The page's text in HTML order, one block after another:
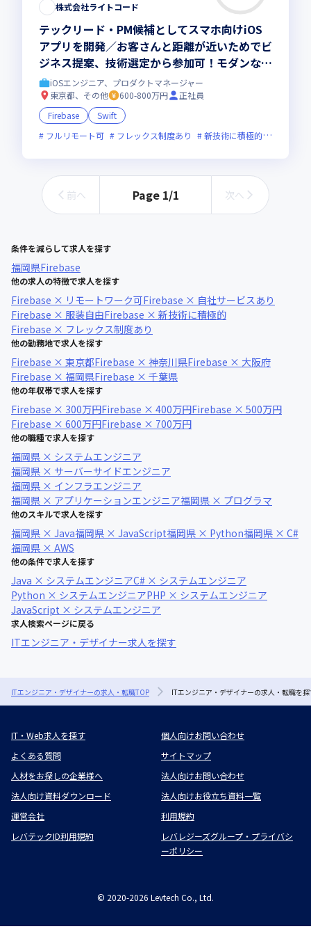
株式会社ライトコード
テックリード・PM候補としてスマホ向けiOS
アプリを開発／お客さんと距離が近いためでビ
ジネス提案、技術選定から参加可！モダンな構
成に挑戦できる環境あり／フルリモート・フル
フレックスでライフワークバランス良し
iOSエンジニア、プロダクトマネージャー
東京都、その他
600-800万円
正社員
Firebase
Swift
フルリモート可
フレックス制度あり 新技術に積極的
前へ Page 1/1 次へ
条件を減らして求人を探す
福岡県Firebase
他の求人の特徴で求人を探す
Firebase × リモートワーク可Firebase × 自社サービスあり
Firebase × 服装自由Firebase × 新技術に積極的
Firebase × フレックス制度あり
他の勤務地で求人を探す
Firebase × 東京都Firebase × 神奈川県Firebase × 大阪府
Firebase × 福岡県Firebase × 千葉県
他の年収帯で求人を探す
Firebase × 300万円Firebase × 400万円Firebase × 500万円
Firebase × 600万円Firebase × 700万円
他の職種で求人を探す
福岡県 × システムエンジニア
福岡県 × サーバーサイドエンジニア
福岡県 × インフラエンジニア
福岡県 × アプリケーションエンジニア福岡県 × プログラマ
他のスキルで求人を探す
福岡県 × Java福岡県 × JavaScript福岡県 × Python福岡県 × C#
福岡県 × AWS
他の条件で求人を探す
Java × システムエンジニアC# × システムエンジニア
Python × システムエンジニアPHP × システムエンジニア
JavaScript × システムエンジニア
求人検索ページに戻る
ITエンジニア・デザイナー求人を探す
ITエンジニア・デザイナーの求人・転職TOP ITエンジニア・デザイナーの求人・転職を
IT・Web求人を探す
個人向けお問い合わせ
よくある質問
サイトマップ
人材をお探しの企業様へ
法人向けお問い合わせ
法人向け資料ダウンロード
法人向けお役立ち資料一覧
運営会社
利用規約
レバテックID利用規約
レバレジーズグループ・プライバシ
ーポリシー
© 2020-2026 Levtech Co., Ltd.